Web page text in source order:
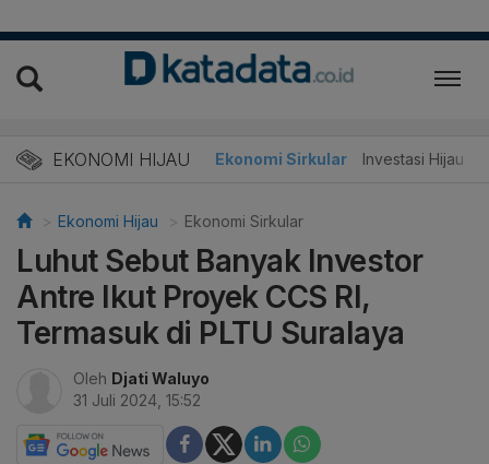
EKONOMI HIJAU
Energi Baru Ekonomi Sirkular Investasi Hijau
Ekonomi Hijau Ekonomi Sirkular
Luhut Sebut Banyak Investor
Antre Ikut Proyek CCS RI,
Termasuk di PLTU Suralaya
Oleh Djati Waluyo
31 Juli 2024, 15:52